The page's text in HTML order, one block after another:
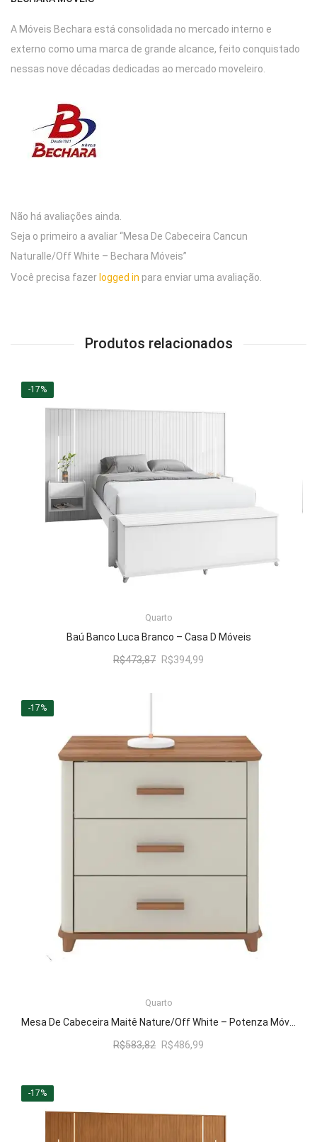
A Móveis Bechara está consolidada no mercado interno e
externo como uma marca de grande alcance, feito conquistado
nessas nove décadas dedicadas ao mercado moveleiro.
Não há avaliações ainda.
Seja o primeiro a avaliar “Mesa De Cabeceira Cancun
Naturalle/Off White – Bechara Móveis”
Você precisa fazer logged in para enviar uma avaliação.
Produtos relacionados
-17%
Quarto
Baú Banco Luca Branco – Casa D Móveis
R$473,87 O
R$394,99
LER MAIS
-17%
Quarto
R$583,82 O
R$486,99
LER MAIS
-17%